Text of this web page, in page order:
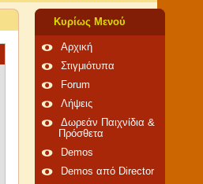
Κυρίως Μενού
Αρχική
Στιγμιότυπα
Forum
Λήψεις
Δωρεάν Παιχνίδια &
Πρόσθετα
Demos
Demos από Director